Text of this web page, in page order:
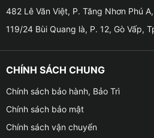
toàn
nâng lên khi xe khóa cửa,
đạc, tư trang trên xe, trời mưa
như chuột, ruồi, muỗi.
482 Lê Văn Việt, P. Tăng Nhơn Phú
119/24 Bùi Quang là, P. 12, Gò Vấp,
CHÍNH SÁCH CHUNG
Chính sách bảo hành, Bảo Trì
Chính sách bảo mật
Chính sách vận chuyển